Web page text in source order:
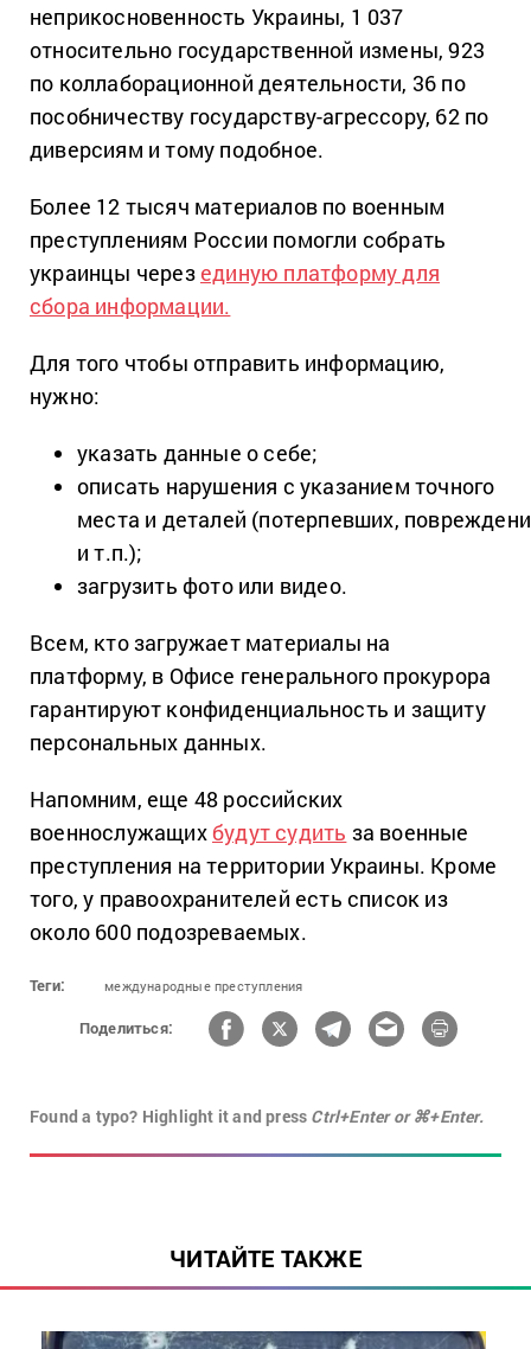
неприкосновенность Украины, 1 037
относительно государственной измены, 923
по коллаборационной деятельности, 36 по
пособничеству государству-агрессору, 62 по
диверсиям и тому подобное.
Более 12 тысяч материалов по военным
преступлениям России помогли собрать
украинцы через единую платформу для
сбора информации.
Для того чтобы отправить информацию,
нужно:
указать данные о себе;
описать нарушения с указанием точного
места и деталей (потерпевших,
и т.п.);
загрузить фото или видео.
Всем, кто загружает материалы на
платформу, в Офисе генерального прокурора
гарантируют конфиденциальность и защиту
персональных данных.
Напомним, еще 48 российских
военнослужащихбудут судить за военные
преступления на территории Украины. Кроме
того, у правоохранителей есть список из
около 600 подозреваемых.
Теги: международные преступления
Поделиться:
Found a typo? Highlight it and press Ctrl+Enter or ⌘+Enter.
ЧИТАЙТЕ ТАКЖЕ